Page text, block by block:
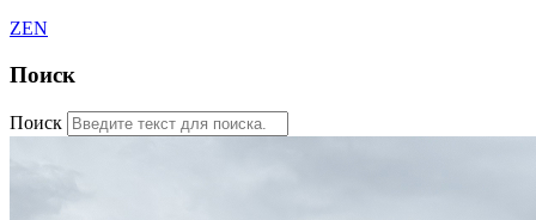
ZEN
Поиск
Поиск